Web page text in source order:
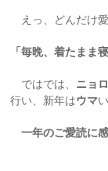
えっ、どんだけ
「毎晩、着たまま
ではでは、 ニョ
行い、新年はウマ
一年のご愛読に感